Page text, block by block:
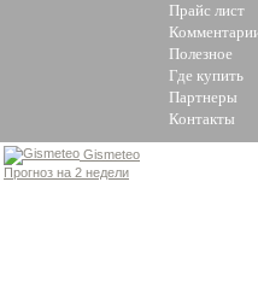
Прайс лист
Полезное
Где купить
Партнеры
Контакты
Gismeteo
Прогноз на 2 недели